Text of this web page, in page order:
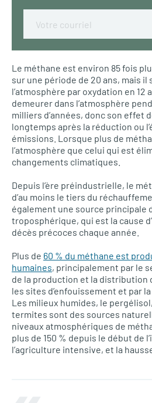
Le méthane est environ 85 fois
sur une période de 20 ans, mais il
l’atmosphère par oxydation en 12
demeurer dans l’atmosphère
milliers d’années, donc son effet
longtemps après la réduction ou
émissions. Lorsque plus de
l’atmosphère que celui qui est
changements climatiques.
Depuis l’ère préindustrielle, le
d’au moins le tiers du
également une source principale
troposphérique, qui est la cause
décès précoces chaque année.
Plus de 60 % du méthane est
humaines, principalement par le
de la production et la distribution
les sites d’enfouissement et par
Les milieux humides, le
termites sont des sources
niveaux atmosphériques de
plus de 150 % depuis le début de
l’agriculture intensive, et la